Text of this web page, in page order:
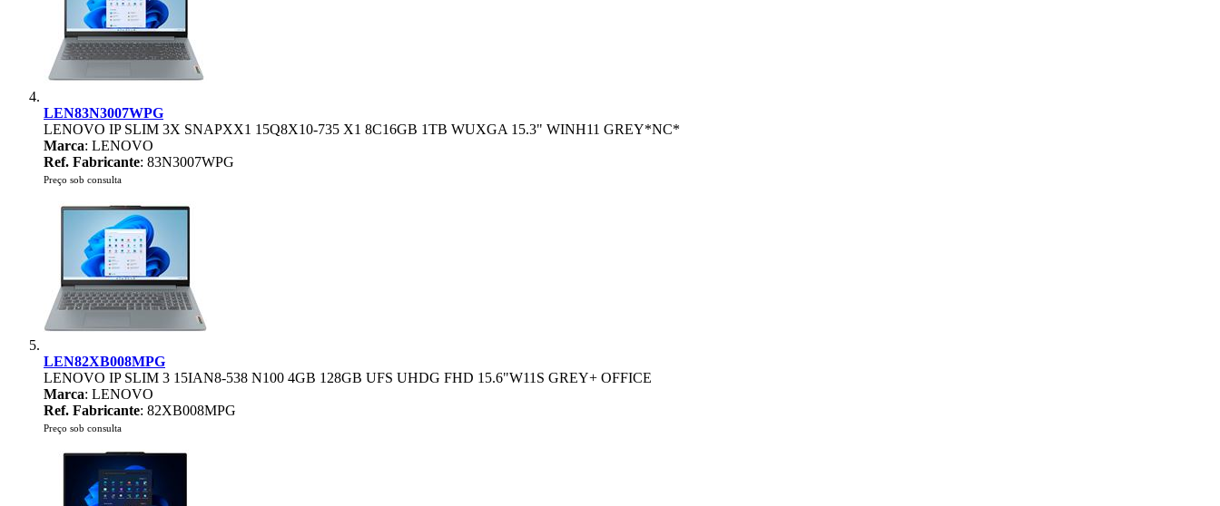
LEN83N3007WPG
LENOVO IP SLIM 3X SNAPXX1 15Q8X10-735 X1 8C16GB 1TB WUXGA 15.3" WINH11 GREY*NC*
Marca: LENOVO
Ref. Fabricante: 83N3007WPG
Preço sob consulta
LEN82XB008MPG
LENOVO IP SLIM 3 15IAN8-538 N100 4GB 128GB UFS UHDG FHD 15.6"W11S GREY+ OFFICE
Marca: LENOVO
Ref. Fabricante: 82XB008MPG
Preço sob consulta